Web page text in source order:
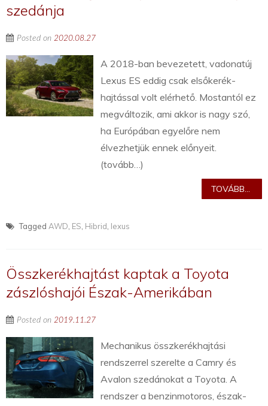
szedánja
Posted on 2020.08.27
A 2018-ban bevezetett, vadonatúj
Lexus ES eddig csak elsőkerék-
hajtással volt elérhető. Mostantól ez
megváltozik, ami akkor is nagy szó,
ha Európában egyelőre nem
élvezhetjük ennek előnyeit.
(tovább…)
TOVÁBB...
Tagged AWD ES Hibrid lexus
Összkerékhajtást kaptak a Toyota
zászlóshajói Észak-Amerikában
Posted on 2019.11.27
Mechanikus összkerékhajtási
rendszerrel szerelte a Camry és
Avalon szedánokat a Toyota. A
rendszer a benzinmotoros, észak-